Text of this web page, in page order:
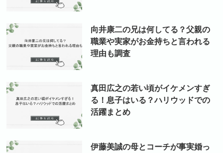
向井康二の兄は何してる？父親の
職業や実家がお金持ちと言われる
理由も調査
真田広之の若い頃がイケメンすぎ
る！息子はいる？ハリウッドでの
活躍まとめ
伊藤美誠の母とコーチが事実婚っ